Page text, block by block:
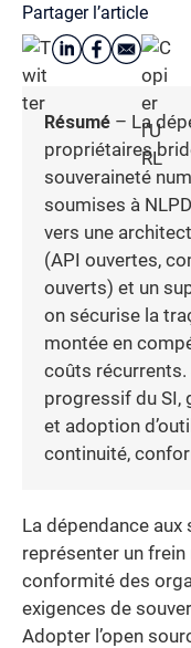
Partager l’article
Résumé – La
propriétaires
souveraineté
soumises à
vers une
(API ouvertes,
ouverts) et un
on sécurise la
montée en
coûts
progressif du SI,
et adoption
continuité,
La dépendance
représenter un frein
conformité des
exigences de
Adopter l’open